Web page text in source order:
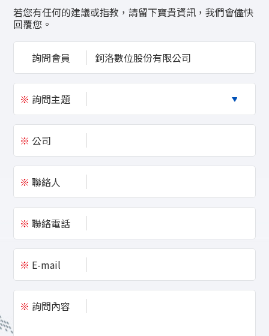
若您有任何的建議或指教，請留下寶貴資訊，我們會儘快
回覆您。
詢問會員 鈳洛數位股份有限公司
※ 詢問主題
※ 公司
※ 聯絡人
※ 聯絡電話
※ E-mail
※ 詢問內容